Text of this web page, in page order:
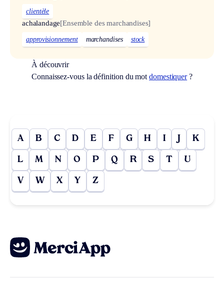
clientèle
achalandage[Ensemble des marchandises]
approvisionnement marchandises stock
À découvrir
Connaissez-vous la définition du motdomestiquer?
A B C D E F G H I J K
L M N O P Q R S T U
V W X Y Z